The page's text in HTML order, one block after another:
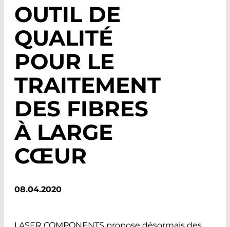
OUTIL DE
QUALITÉ
POUR LE
TRAITEMENT
DES FIBRES
À LARGE
CŒUR
08.04.2020